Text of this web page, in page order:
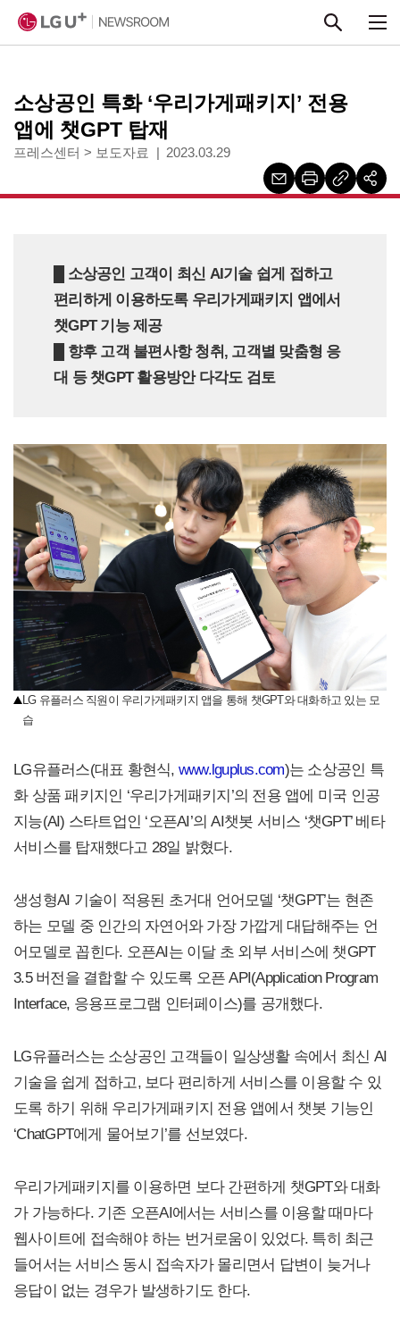
소상공인 특화 ‘우리가게패키지’ 전용
앱에 챗GPT 탑재
프레스센터 > 보도자료 2023.03.29
█ 소상공인 고객이 최신 AI기술 쉽게 접하고
편리하게 이용하도록 우리가게패키지 앱에서
챗GPT 기능 제공
█ 향후 고객 불편사항 청취, 고객별 맞춤형 응
대 등 챗GPT 활용방안 다각도 검토
LG 유플러스 직원이 우리가게패키지 앱을 통해 챗GPT와 대화하고 있는 모
습
LG유플러스(대표 황현식, www.lguplus.com)는 소상공인 특
화 상품 패키지인 ‘우리가게패키지’의 전용 앱에 미국 인공
지능(AI) 스타트업인 ‘오픈AI’의 AI챗봇 서비스 ‘챗GPT’ 베타
서비스를 탑재했다고 28일 밝혔다.
생성형AI 기술이 적용된 초거대 언어모델 ‘챗GPT’는 현존
하는 모델 중 인간의 자연어와 가장 가깝게 대답해주는 언
어모델로 꼽힌다. 오픈AI는 이달 초 외부 서비스에 챗GPT
3.5 버전을 결합할 수 있도록 오픈 API(Application Program
Interface, 응용프로그램 인터페이스)를 공개했다.
LG유플러스는 소상공인 고객들이 일상생활 속에서 최신 AI
기술을 쉽게 접하고, 보다 편리하게 서비스를 이용할 수 있
도록 하기 위해 우리가게패키지 전용 앱에서 챗봇 기능인
‘ChatGPT에게 물어보기’를 선보였다.
우리가게패키지를 이용하면 보다 간편하게 챗GPT와 대화
가 가능하다. 기존 오픈AI에서는 서비스를 이용할 때마다
웹사이트에 접속해야 하는 번거로움이 있었다. 특히 최근
들어서는 서비스 동시 접속자가 몰리면서 답변이 늦거나
응답이 없는 경우가 발생하기도 한다.